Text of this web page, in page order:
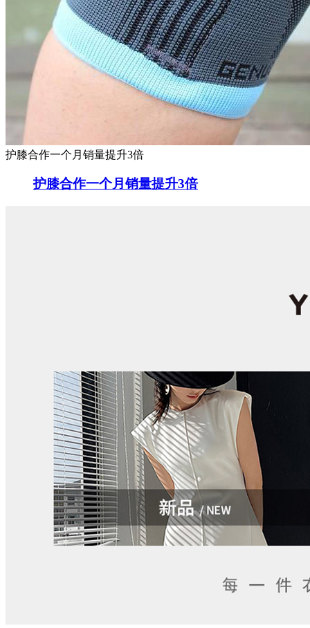
护膝合作一个月销量提升3倍
护膝合作一个月销量提升3倍